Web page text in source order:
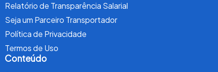
Relatório de Transparência Salarial
Seja um Parceiro Transportador
Política de Privacidade
Termos de Uso
Conteúdo